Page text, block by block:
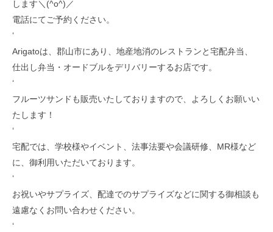
します＼(^o^)／
電話にてご予約ください。
‘
Arigatoは、郡山市にあり、地産地消のレストランと宅配弁当、
仕出し弁当・オードブルをデリバリーするお店です。
‘
フルーツサンドも販売いたしておりますので、よろしくお願いい
たします！
‘
宅配では、学校様やイベント、法事法要や会議研修、MR様など
に、御利用いただいております。
‘
お祝いやサプライズ、配達でのサプライズなどに関する御相談も
遠慮なくお問い合わせください。
‘